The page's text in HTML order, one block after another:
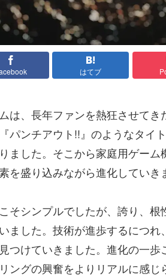
はてブ
は、長年ファンを熱狂させて
パンチアウト!!』のようなタイ
ました。そこから家庭用ゲー
を盛り込みながら進化していき
そシンプルでしたが、誇り、
ました。技術が進歩するにつ
つけていきました。進化の一
ングの興奮をよりリアルに感じ